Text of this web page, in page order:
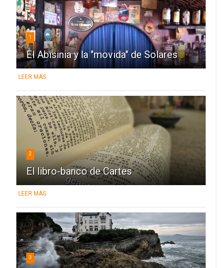
1
El Abisinia y la "movida" de Solares
LEER MÁS
2
El libro-banco de Cartes
LEER MÁS
3